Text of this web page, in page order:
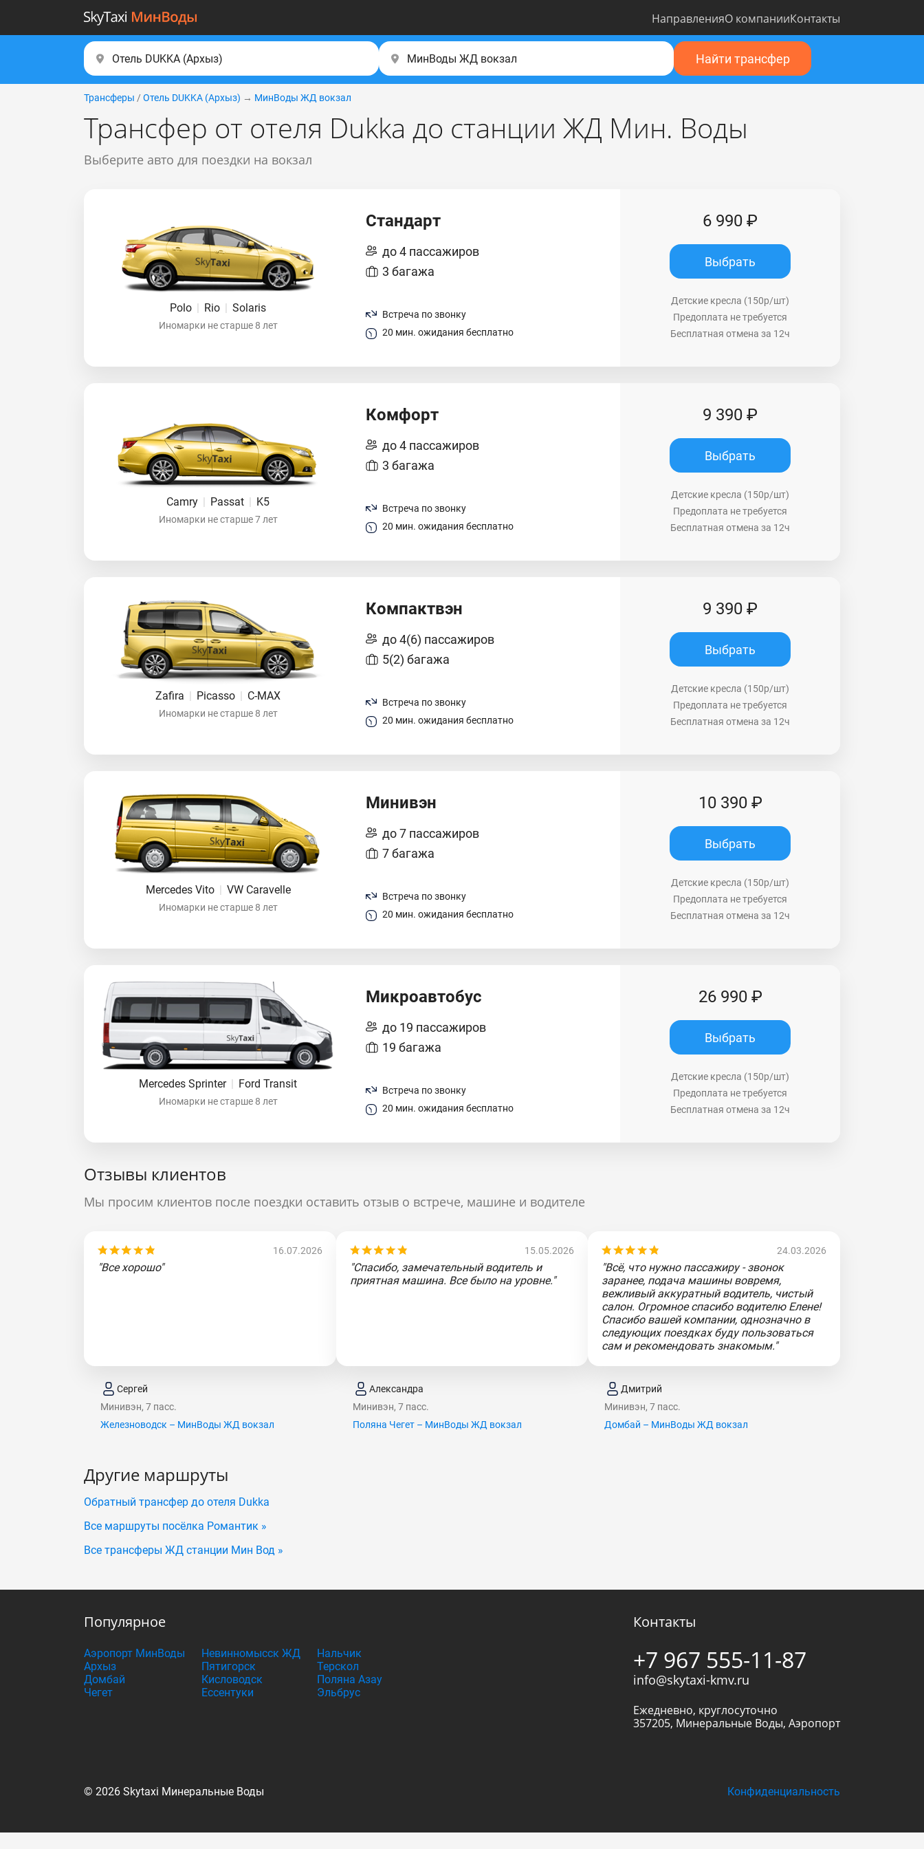
НаправленияО компанииКонтакты
Найти трансфер
Трансферы / Отель DUKKA (Apxыз) → МинВоды ЖД вокзал
Трансфер от отеля Dukka до станции ЖД Мин. Воды
Выберите авто для поездки на вокзал
Polo | Rio | Solaris
Иномарки не старше 8 лет
Стандарт
до 4 пассажиров
3 багажа
Встреча по звонку
20 мин. ожидания бесплатно
6 990 ₽
Выбрать
Детские кресла (150р/шт)
Предоплата не требуется
Бесплатная отмена за 12ч
Camry | Passat | K5
Иномарки не старше 7 лет
Комфорт
до 4 пассажиров
3 багажа
Встреча по звонку
20 мин. ожидания бесплатно
9 390 ₽
Выбрать
Детские кресла (150р/шт)
Предоплата не требуется
Бесплатная отмена за 12ч
Zafira | Picasso | C-MAX
Иномарки не старше 8 лет
Компактвэн
до 4(6) пассажиров
5(2) багажа
Встреча по звонку
20 мин. ожидания бесплатно
9 390 ₽
Выбрать
Детские кресла (150р/шт)
Предоплата не требуется
Бесплатная отмена за 12ч
Mercedes Vito | VW Caravelle
Иномарки не старше 8 лет
Минивэн
до 7 пассажиров
7 багажа
Встреча по звонку
20 мин. ожидания бесплатно
10 390 ₽
Выбрать
Детские кресла (150р/шт)
Предоплата не требуется
Бесплатная отмена за 12ч
Mercedes Sprinter | Ford Transit
Иномарки не старше 8 лет
Микроавтобус
до 19 пассажиров
19 багажа
Встреча по звонку
20 мин. ожидания бесплатно
26 990 ₽
Выбрать
Детские кресла (150р/шт)
Предоплата не требуется
Бесплатная отмена за 12ч
Отзывы клиентов
Мы просим клиентов после поездки оставить отзыв о встрече, машине и водителе
16.07.2026
"Все хорошо"
Сергей
Минивэн, 7 пасс.
Железноводск – МинВоды ЖД вокзал
15.05.2026
"Спасибо, замечательный водитель и
приятная машина. Все было на уровне."
Александра
Минивэн, 7 пасс.
Поляна Чегет – МинВоды ЖД вокзал
24.03.2026
"Всё, что нужно пассажиру - звонок
заранее, подача машины вовремя,
вежливый аккуратный водитель, чистый
салон. Огромное спасибо водителю Елене!
Спасибо вашей компании, однозначно в
следующих поездках буду пользоваться
сам и рекомендовать знакомым."
Дмитрий
Минивэн, 7 пасс.
Домбай – МинВоды ЖД вокзал
Другие маршруты
Обратный трансфер до отеля Dukka
Все маршруты посёлка Романтик »
Все трансферы ЖД станции Мин Вод »
Популярное
Аэропорт МинВоды
Архыз
Домбай
Чегет
Невинномысск ЖД
Пятигорск
Кисловодск
Ессентуки
Нальчик
Терскол
Поляна Азау
Эльбрус
Контакты
+7 967 555-11-87
info@skytaxi-kmv.ru
Ежедневно, круглосуточно
357205, Минеральные Воды, Аэропорт
© 2026 Skytaxi Минеральные Воды Конфиденциальность